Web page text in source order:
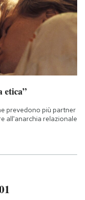
etica”
prevedono più partner
all'anarchia relazionale